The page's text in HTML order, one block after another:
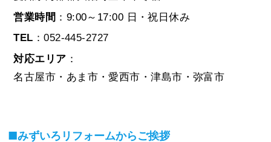
営業時間 ：9:00～17:00 日・祝日休み
TEL ：052-445-2727
対応エリア ：
名古屋市・あま市・愛西市・津島市・弥富市
■みずいろリフォームからご挨拶